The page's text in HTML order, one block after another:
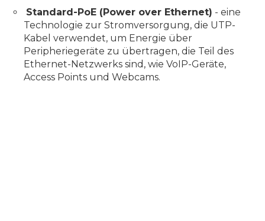
Standard-PoE (Power over Ethernet) - eine
Technologie zur Stromversorgung, die UTP-
Kabel verwendet, um Energie über
Peripheriegeräte zu übertragen, die Teil des
Ethernet-Netzwerks sind, wie VoIP-Geräte,
Access Points und Webcams.